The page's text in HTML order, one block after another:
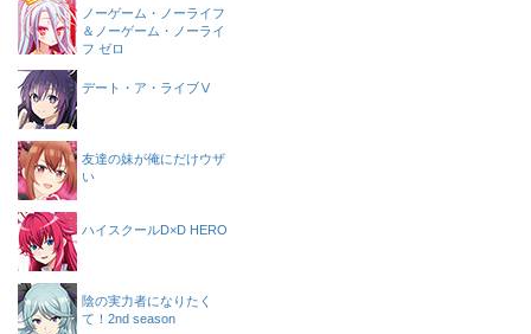
ノーゲーム・ノーライフ
＆ノーゲーム・ノーライ
フ ゼロ
デート・ア・ライブⅤ
友達の妹が俺にだけウザ
い
ハイスクールD×D HERO
陰の実力者になりたく
て！2nd season